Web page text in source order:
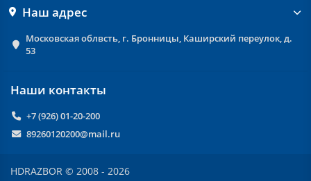
Наш адрес
Московская облвсть, г. Бронницы, Каширский переулок, д.
53
Наши контакты
+7 (926) 01-20-200
89260120200@mail.ru
HDRAZBOR © 2008 - 2026